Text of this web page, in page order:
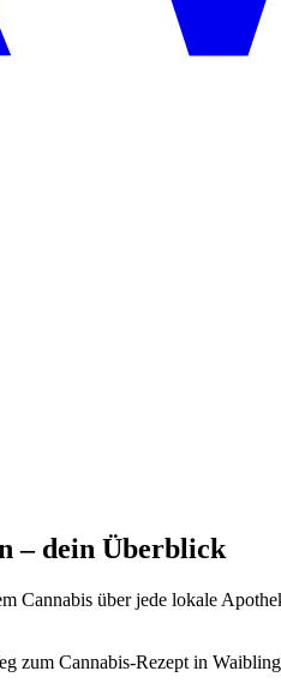
– dein Überblick
Cannabis über jede lokale
zum Cannabis-Rezept in